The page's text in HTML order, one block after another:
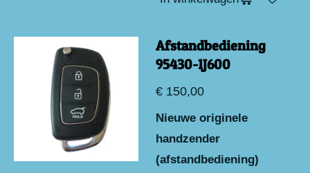
Afstandbediening
95430-1J600
€ 150,00
Nieuwe originele
handzender
(afstandbediening)